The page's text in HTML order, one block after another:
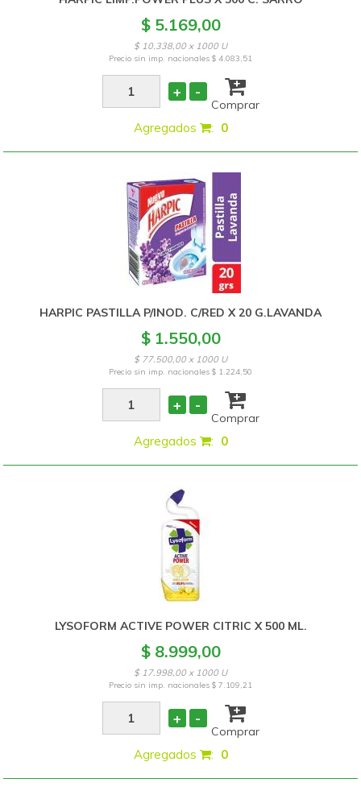
$ 5.169,00
$ 10.338,00 x 1000 U
Precio sin imp. nacionales$ 4.083,51
+ -
Comprar
Agregados : 0
HARPIC PASTILLA P/INOD. C/RED X 20 G.LAVANDA
$ 1.550,00
$ 77.500,00 x 1000 U
Precio sin imp. nacionales$ 1.224,50
+ -
Comprar
Agregados : 0
LYSOFORM ACTIVE POWER CITRIC X 500 ML.
$ 8.999,00
$ 17.998,00 x 1000 U
Precio sin imp. nacionales$ 7.109,21
+ -
Comprar
Agregados : 0